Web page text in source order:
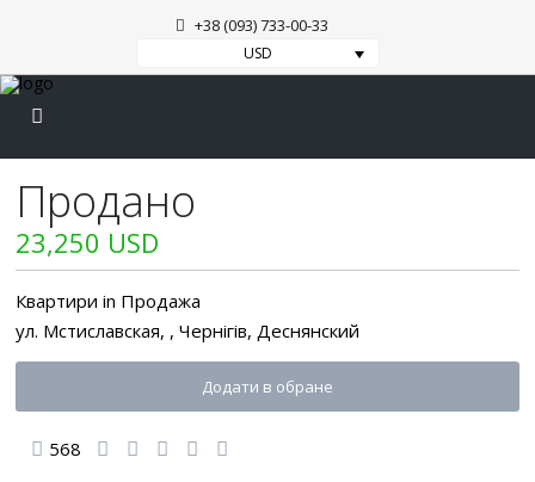
+38 (093) 733-00-33
USD
Продано
23,250 USD
Квартири in Продажа
ул. Мстиславская, , Чернігів, Деснянский
Додати в обране
568